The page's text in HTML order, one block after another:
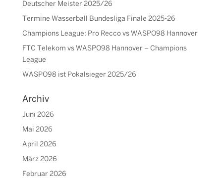
Deutscher Meister 2025/26
Termine Wasserball Bundesliga Finale 2025-26
Champions League: Pro Recco vs WASPO98 Hannover
FTC Telekom vs WASPO98 Hannover – Champions
League
WASPO98 ist Pokalsieger 2025/26
Archiv
Juni 2026
Mai 2026
April 2026
März 2026
Februar 2026